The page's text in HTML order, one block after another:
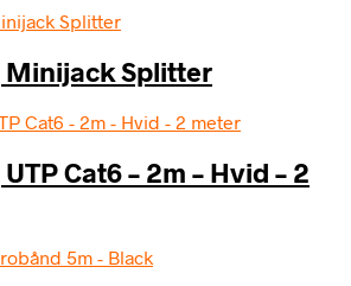
Minijack Splitter
Cat6 – 2m – Hvid – 2